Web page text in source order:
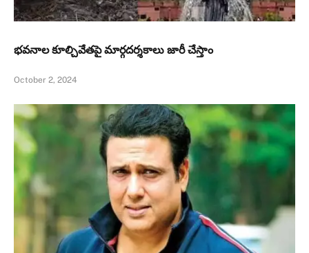
భవనాల కూల్చివేతపై మార్గదర్శకాలు జారీ చేస్తాం
October 2, 2024